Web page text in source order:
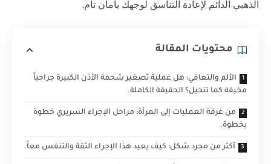
الذهبي الدائم لإعادة التناسق لوجهك بأمان تام.
محتويات المقالة
الألم والتعافي: هل عملية تصغير شحمة الأذن الكبيرة جراحياً
مخيفة كما تتخيل؟ الحقيقة الكاملة.
من غرفة العمليات إلى المرآة: مراحل الإجراء السريري خطوة
بخطوة.
أكثر من مجرد شكل: كيف يعيد هذا الإجراء الثقة والتنفس معاً.